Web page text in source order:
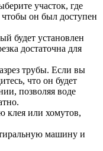
участок, где
чтобы он был доступен
будет установлен
достаточна для
трубы. Если вы
что он будет
позволяя воде
клея или хомутов,
машину и